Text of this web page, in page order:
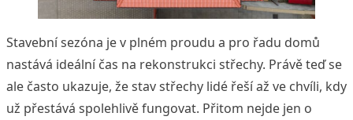
Stavební sezóna je v plném proudu a pro řadu domů
nastává ideální čas na rekonstrukci střechy. Právě teď se
ale často ukazuje, že stav střechy lidé řeší až ve chvíli, kdy
už přestává spolehlivě fungovat. Přitom nejde jen o